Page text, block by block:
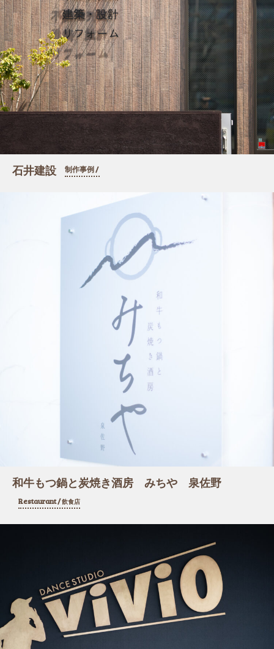
石井建設 制作事例 /
和牛もつ鍋と炭焼き酒房 みちや 泉佐野
Restaurant /飲食店